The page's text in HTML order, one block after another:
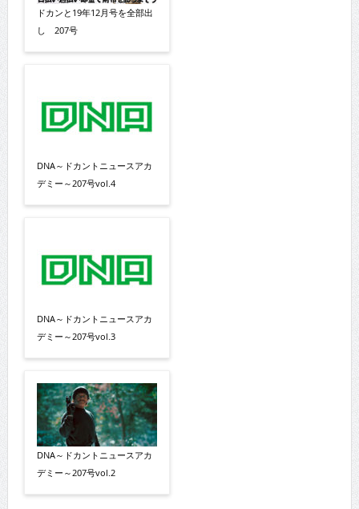
ドカンと19年12月号を全部出
し 207号
DNA～ドカントニュースアカ
デミー～207号vol.4
DNA～ドカントニュースアカ
デミー～207号vol.3
DNA～ドカントニュースアカ
デミー～207号vol.2